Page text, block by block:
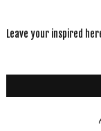
Leave your inspired